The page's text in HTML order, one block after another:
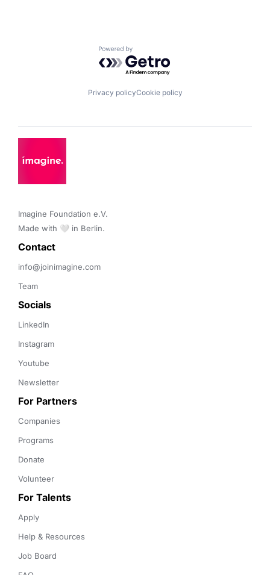
Powered by Getro.com
Privacy policyCookie policy
Imagine Foundation e.V.
Made with 🤍 in Berlin.
Contact
info@joinimagine.com
Team
Socials
LinkedIn
Instagram
Youtube
Newsletter
For Partners
Companies
Programs
Donate
Volunteer
For Talents
Apply
Help & Resources
Job Board